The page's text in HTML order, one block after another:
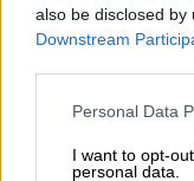
also be disclosed
Downstream
Please note that
not limited to your
Personal Data
I want to opt-
personal data.
Οικονομία |
Ηλεκτρικό
οι
νοικοκυριά